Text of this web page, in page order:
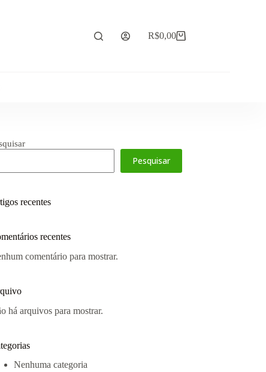
R$0,00
Pesquisar
recentes
recentes
comentário para mostrar.
há arquivos para mostrar.
Nenhuma categoria